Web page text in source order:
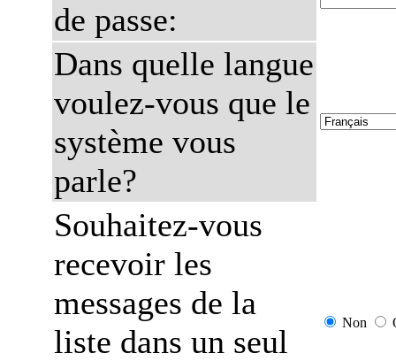
de passe:
Dans quelle langue
voulez-vous que le
système vous
parle?
Souhaitez-vous
recevoir les
messages de la
liste dans un seul
Non